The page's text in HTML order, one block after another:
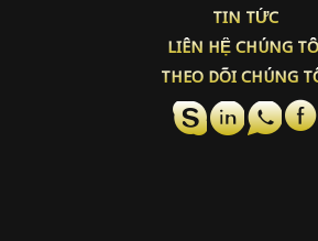
TIN TỨC
LIÊN HỆ CHÚNG
THEO DÕI CHÚNG